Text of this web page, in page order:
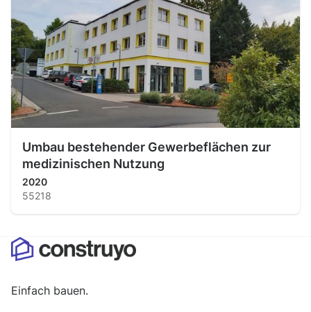
Umbau bestehender Gewerbeflächen zur
medizinischen Nutzung
2020
55218
Einfach bauen.